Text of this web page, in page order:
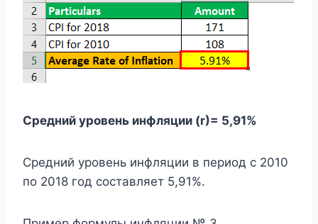
Средний уровень инфляции (r)= 5,91%
Средний уровень инфляции в период с 2010
по 2018 год составляет 5,91%.